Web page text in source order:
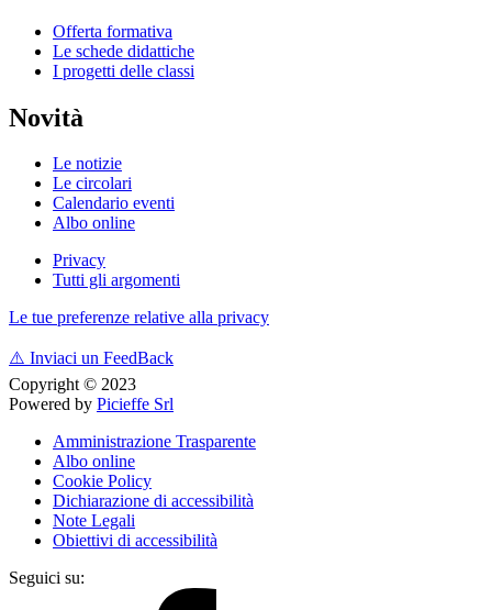
Offerta formativa
Le schede didattiche
I progetti delle classi
Novità
Le notizie
Le circolari
Calendario eventi
Albo online
Privacy
Tutti gli argomenti
Le tue preferenze relative alla privacy
⚠️ Inviaci un FeedBack
Copyright © 2023
Powered by Picieffe Srl
Amministrazione Trasparente
Albo online
Cookie Policy
Dichiarazione di accessibilità
Note Legali
Obiettivi di accessibilità
Seguici su: